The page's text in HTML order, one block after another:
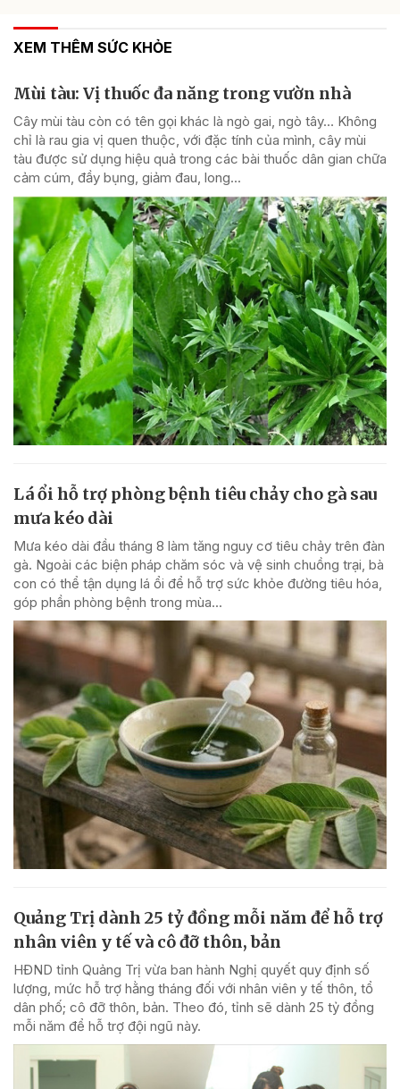
XEM THÊM SỨC KHỎE
Mùi tàu: Vị thuốc đa năng trong vườn nhà
Cây mùi tàu còn có tên gọi khác là ngò gai, ngò tây… Không
chỉ là rau gia vị quen thuộc, với đặc tính của mình, cây mùi
tàu được sử dụng hiệu quả trong các bài thuốc dân gian chữa
cảm cúm, đầy bụng, giảm đau, long...
Lá ổi hỗ trợ phòng bệnh tiêu chảy cho gà sau
mưa kéo dài
Mưa kéo dài đầu tháng 8 làm tăng nguy cơ tiêu chảy trên đàn
gà. Ngoài các biện pháp chăm sóc và vệ sinh chuồng trại, bà
con có thể tận dụng lá ổi để hỗ trợ sức khỏe đường tiêu hóa,
góp phần phòng bệnh trong mùa...
Quảng Trị dành 25 tỷ đồng mỗi năm để hỗ trợ
nhân viên y tế và cô đỡ thôn, bản
HĐND tỉnh Quảng Trị vừa ban hành Nghị quyết quy định số
lượng, mức hỗ trợ hằng tháng đối với nhân viên y tế thôn, tổ
dân phố; cô đỡ thôn, bản. Theo đó, tỉnh sẽ dành 25 tỷ đồng
mỗi năm để hỗ trợ đội ngũ này.